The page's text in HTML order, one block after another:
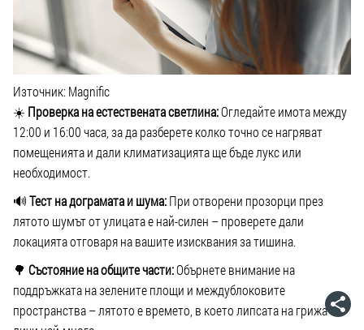
Източник: Magnific
☀️ Проверка на естествената светлина:Огледайте имота между
12:00 и 16:00 часа, за да разберете колко точно се нагряват
помещенията и дали климатизацията ще бъде лукс или
необходимост.
🔊Тест на дограмата и шума:При отворени прозорци през
лятото шумът от улицата е най-силен – проверете дали
локацията отговаря на вашите изисквания за тишина.
🌳 Състояние на общите части:Обърнете внимание на
поддръжката на зелените площи и междублоковите
пространства – лятото е времето, в което липсата на грижа